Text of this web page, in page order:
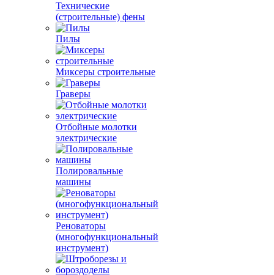
Технические
(строительные) фены
Пилы
Миксеры строительные
Граверы
Отбойные молотки
электрические
Полировальные
машины
Реноваторы
(многофункциональный
инструмент)